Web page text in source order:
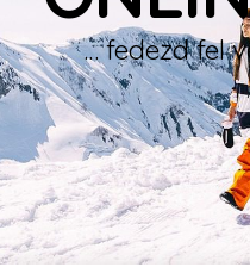
… fedezd fel